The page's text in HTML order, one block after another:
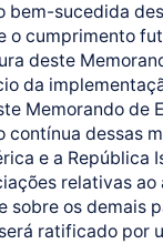
bem-sucedida
o cumprimento
deste
da
Memorando de
contínua dessas
e a República
relativas ao
sobre os demais
ratificado por